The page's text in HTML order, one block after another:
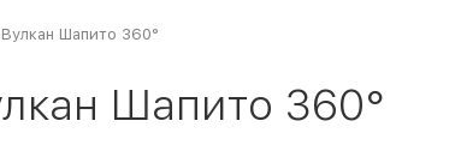
Вулкан Шапито 360°
Шапито 360°